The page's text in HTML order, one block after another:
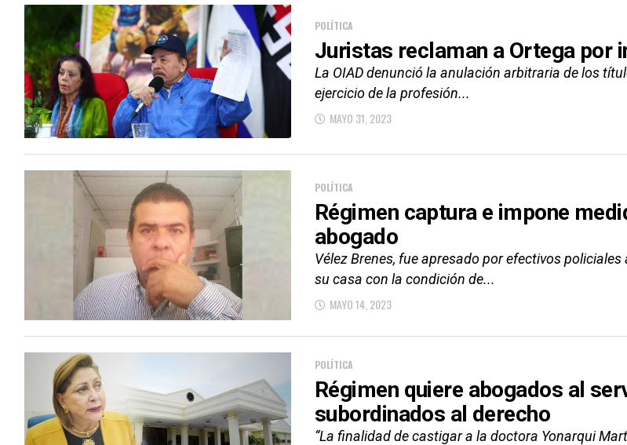
POLÍTICA
Juristas reclaman a Ortega por
La OIAD denunció la anulación arbitraria de los
ejercicio de la profesión...
MAYO 31, 2023
POLÍTICA
Régimen captura e impone
abogado
Vélez Brenes, fue apresado por efectivos
su casa con la condición de...
MAYO 14, 2023
POLÍTICA
Régimen quiere abogados al
subordinados al derecho
“La finalidad de castigar a la doctora Yonarqui